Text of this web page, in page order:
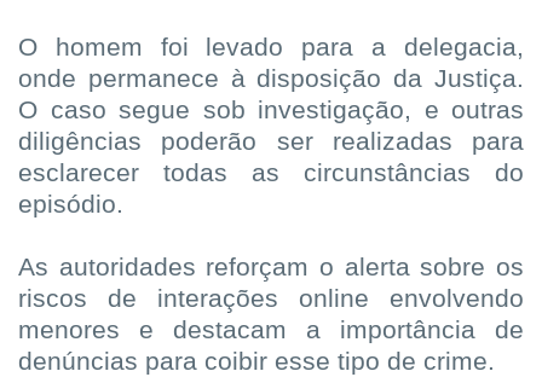
O homem foi levado para a delegacia,
onde permanece à disposição da Justiça.
O caso segue sob investigação, e outras
diligências poderão ser realizadas para
esclarecer todas as circunstâncias do
episódio.
As autoridades reforçam o alerta sobre os
riscos de interações online envolvendo
menores e destacam a importância de
denúncias para coibir esse tipo de crime.